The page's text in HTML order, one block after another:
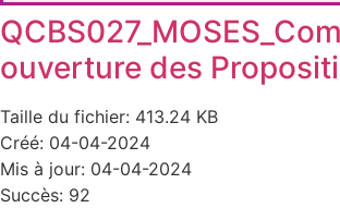
ouverture des
Taille du fichier: 413.24 KB
Créé: 04-04-2024
Mis à jour: 04-04-2024
Succès: 92